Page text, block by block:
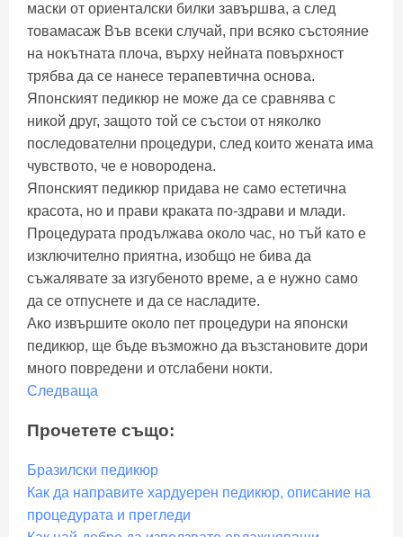
маски от ориенталски билки завършва, а след
товамасаж Във всеки случай, при всяко състояние
на нокътната плоча, върху нейната повърхност
трябва да се нанесе терапевтична основа.
Японският педикюр не може да се сравнява с
никой друг, защото той се състои от няколко
последователни процедури, след които жената има
чувството, че е новородена.
Японският педикюр придава не само естетична
красота, но и прави краката по-здрави и млади.
Процедурата продължава около час, но тъй като е
изключително приятна, изобщо не бива да
съжалявате за изгубеното време, а е нужно само
да се отпуснете и да се насладите.
Ако извършите около пет процедури на японски
педикюр, ще бъде възможно да възстановите дори
много повредени и отслабени нокти.
Следваща
Прочетете също:
Бразилски педикюр
Как да направите хардуерен педикюр, описание на
процедурата и прегледи